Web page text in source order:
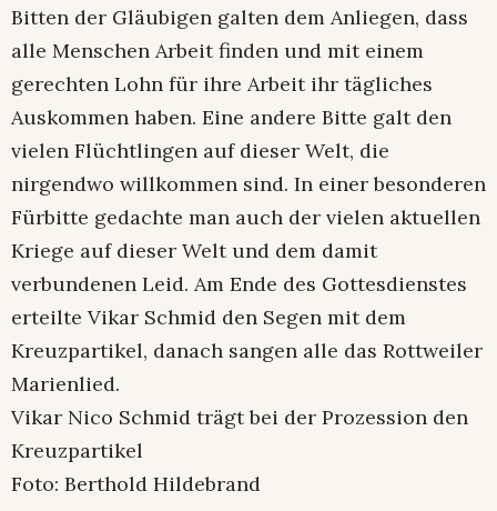
Bitten der Gläubigen galten dem Anliegen, dass
alle Menschen Arbeit finden und mit einem
gerechten Lohn für ihre Arbeit ihr tägliches
Auskommen haben. Eine andere Bitte galt den
vielen Flüchtlingen auf dieser Welt, die
nirgendwo willkommen sind. In einer besonderen
Fürbitte gedachte man auch der vielen aktuellen
Kriege auf dieser Welt und dem damit
verbundenen Leid. Am Ende des Gottesdienstes
erteilte Vikar Schmid den Segen mit dem
Kreuzpartikel, danach sangen alle das Rottweiler
Marienlied.
Vikar Nico Schmid trägt bei der Prozession den
Kreuzpartikel
Foto: Berthold Hildebrand